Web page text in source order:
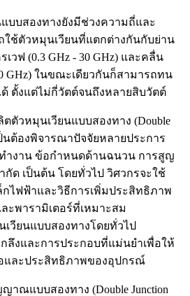
บบสองทางยังมีช่วงความถี่และ
ใช้ตัวหมุนเวียนที่แตกต่างกันกับย่าน
วฟ (0.3 GHz - 30 GHz) และคลื่น
GHz) ในขณะเดียวกันก็สามารถทน
ตั้งแต่ไม่กี่วัตต์จนถึงหลายสิบวัตต์
ตัวหมุนเวียนแบบสองทาง (Double
ป็นต้องพิจารณาปัจจัยหลายประการ
ำงาน ข้อกำหนดด้านฉนวน การสูญ
กัด เป็นต้น โดยทั่วไป วิศวกรจะใช้
ไฟฟ้าและวิธีการเพิ่มประสิทธิภาพ
ะพารามิเตอร์ที่เหมาะสม
วียนแบบสองทางโดยทั่วไป
ลึงและการประกอบที่แม่นยำเพื่อให้
และประสิทธิภาพของอุปกรณ์
ณแบบสองทาง (Double Junction